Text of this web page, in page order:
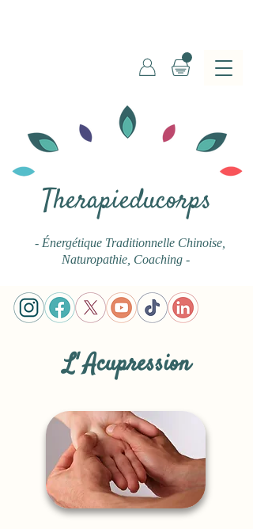
Therapieducorps
- Énergétique Traditionnelle Chinoise
Naturopathie, Coaching -
L' Acupression